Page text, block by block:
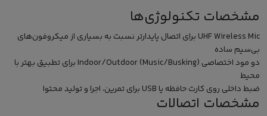
مشخصات تکنولوژی‌ها
UHF Wireless Mic برای اتصال پایدارتر نسبت به بسیاری از میکروفون‌های
بی‌سیم ساده
دو مود اختصاصی Indoor/Outdoor (Music/Busking) برای تطبیق بهتر با
محیط
ضبط داخلی روی کارت حافظه یا USB برای تمرین، اجرا و تولید محتوا
مشخصات اتصالات